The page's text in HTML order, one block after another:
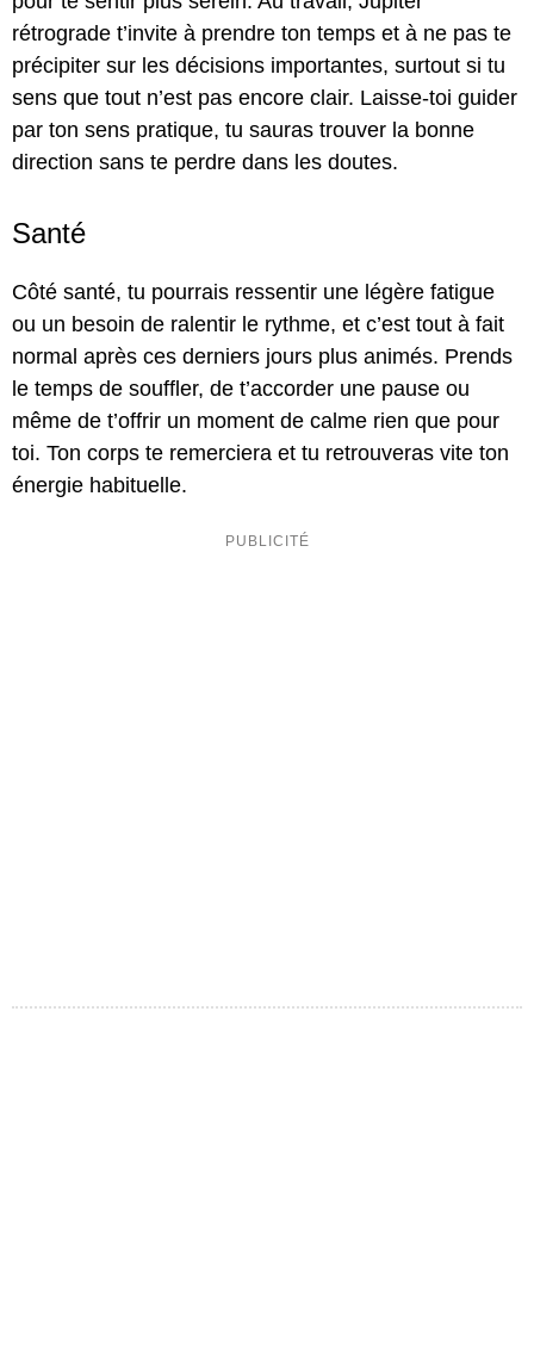
rétrograde t’invite à prendre ton temps et à ne pas te
précipiter sur les décisions importantes, surtout si tu
sens que tout n’est pas encore clair. Laisse-toi guider
par ton sens pratique, tu sauras trouver la bonne
direction sans te perdre dans les doutes.
Santé
Côté santé, tu pourrais ressentir une légère fatigue
ou un besoin de ralentir le rythme, et c’est tout à fait
normal après ces derniers jours plus animés. Prends
le temps de souffler, de t’accorder une pause ou
même de t’offrir un moment de calme rien que pour
toi. Ton corps te remerciera et tu retrouveras vite ton
énergie habituelle.